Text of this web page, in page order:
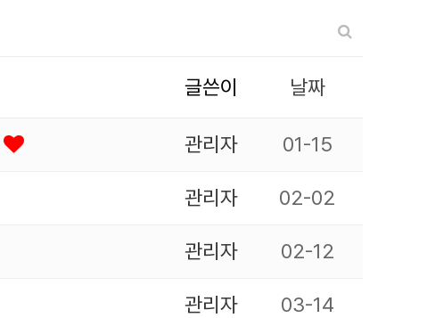
글쓴이 날짜
관리자 01-15
관리자 02-02
관리자 02-12
관리자 03-14